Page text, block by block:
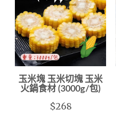
玉米塊 玉米切塊 玉米
火鍋食材 (3000g/包)
$268